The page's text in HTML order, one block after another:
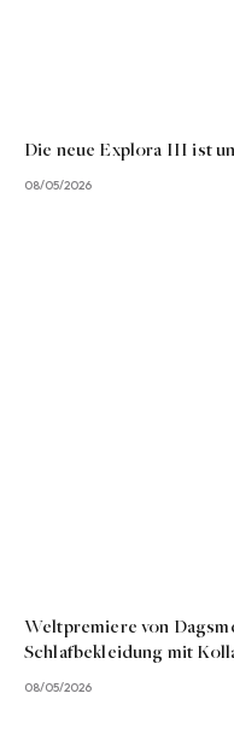
Die neue Explora III ist
08/05/2026
Weltpremiere von
Schlafbekleidung mit
08/05/2026